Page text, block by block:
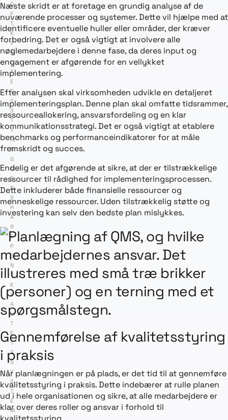
O
F
T,
K
V
A
LI
T
E
T
S
S
T
Y
RI
N
G
M
E
D
S
H
A
R
E
P
OI
N
T,
K
V
A
LI
T
E
T
S
S
Y
S
T
E
M
Næste skridt er at foretage en grundig analyse af de
nuværende processer og systemer. Dette vil hjælpe med at
identificere eventuelle huller eller områder, der kræver
forbedring. Det er også vigtigt at involvere alle
nøglemedarbejdere i denne fase, da deres input og
engagement er afgørende for en vellykket
implementering.
Efter analysen skal virksomheden udvikle en detaljeret
implementeringsplan. Denne plan skal omfatte tidsrammer,
ressourceallokering, ansvarsfordeling og en klar
kommunikationsstrategi. Det er også vigtigt at etablere
benchmarks og performanceindikatorer for at måle
fremskridt og succes.
Endelig er det afgørende at sikre, at der er tilstrækkelige
ressourcer til rådighed for implementeringsprocessen.
Dette inkluderer både finansielle ressourcer og
menneskelige ressourcer. Uden tilstrækkelig støtte og
investering kan selv den bedste plan mislykkes.
Gennemførelse af kvalitetsstyring
i praksis
Når planlægningen er på plads, er det tid til at gennemføre
kvalitetsstyring i praksis. Dette indebærer at rulle planen
ud i hele organisationen og sikre, at alle medarbejdere er
klar over deres roller og ansvar i forhold til